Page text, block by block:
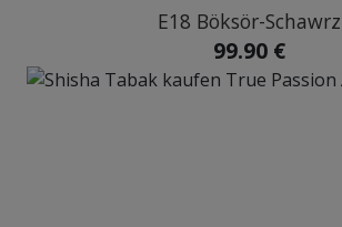
E18 Böksör-Schawrz
99.90 €